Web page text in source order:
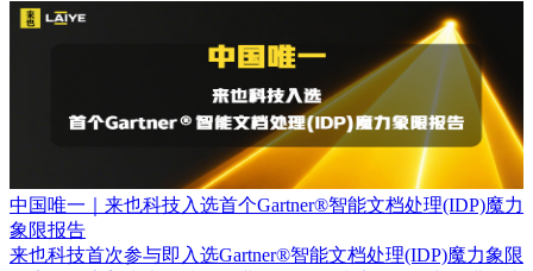
中国唯一｜来也科技入选首个Gartner®智能文档处理(IDP)魔力
象限报告
来也科技首次参与即入选Gartner®智能文档处理(IDP)魔力象限